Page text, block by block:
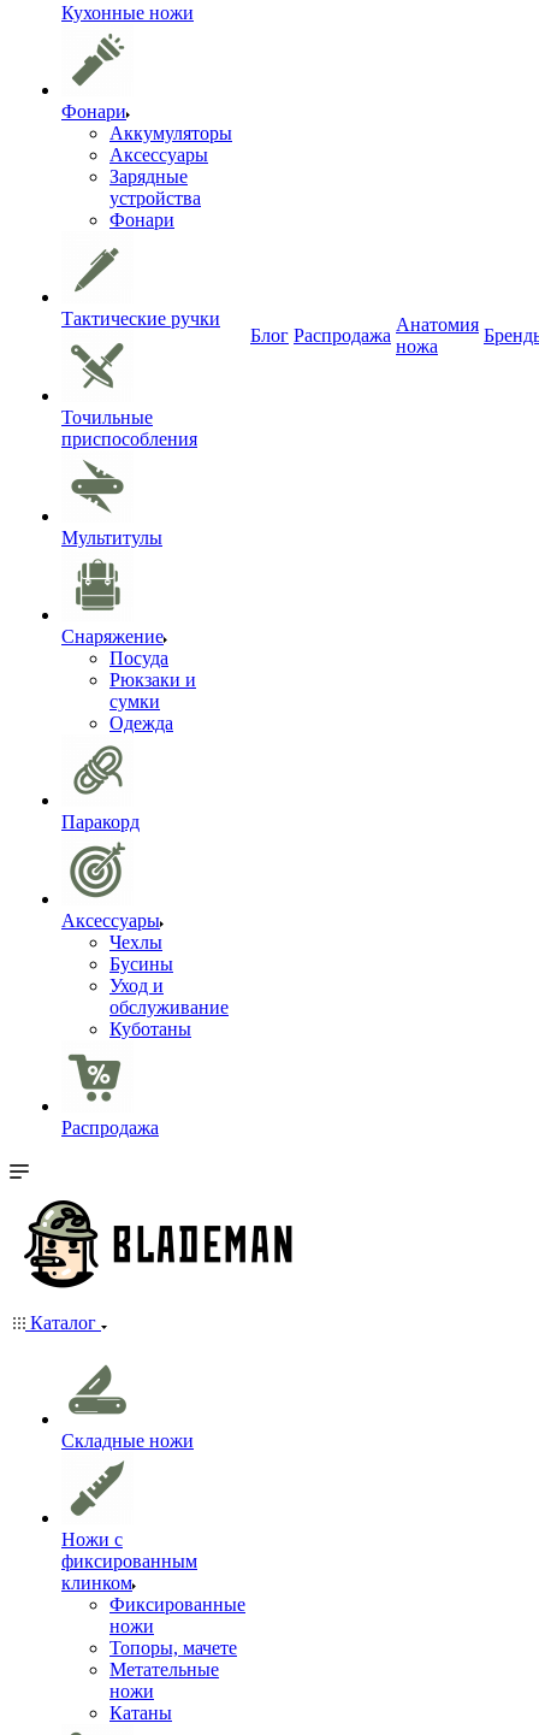
Кухонные ножи
Фонари
Аккумуляторы
Аксессуары
Зарядные
устройства
Фонари
Тактические ручки
Точильные
приспособления
Мультитулы
Снаряжение
Посуда
Рюкзаки и
сумки
Одежда
Паракорд
Аксессуары
Чехлы
Бусины
Уход и
обслуживание
Куботаны
Распродажа
Блог Распродажа
Анатомия
ножа
Каталог
Складные ножи
Ножи с
фиксированным
клинком
Фиксированные
ножи
Топоры, мачете
Метательные
ножи
Катаны